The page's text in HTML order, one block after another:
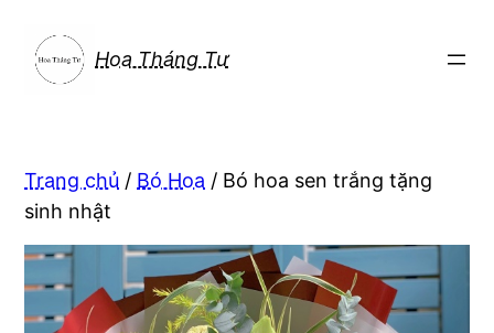
phần
Hoa Tháng Tư
Trang chủ / Bó Hoa / Bó hoa sen trắng tặng
sinh nhật